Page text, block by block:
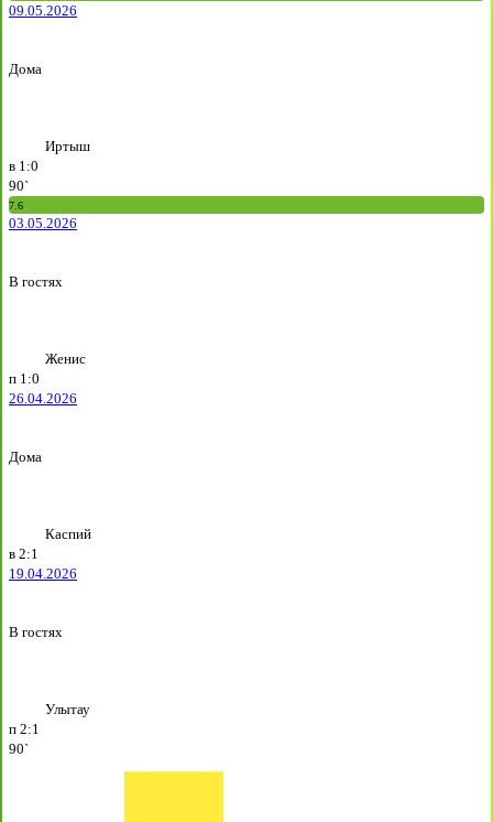
09.05.2026
Дома
Иртыш
в 1:0
90`
7.6
03.05.2026
В гостях
Женис
п 1:0
26.04.2026
Дома
Каспий
в 2:1
19.04.2026
В гостях
Улытау
п 2:1
90`